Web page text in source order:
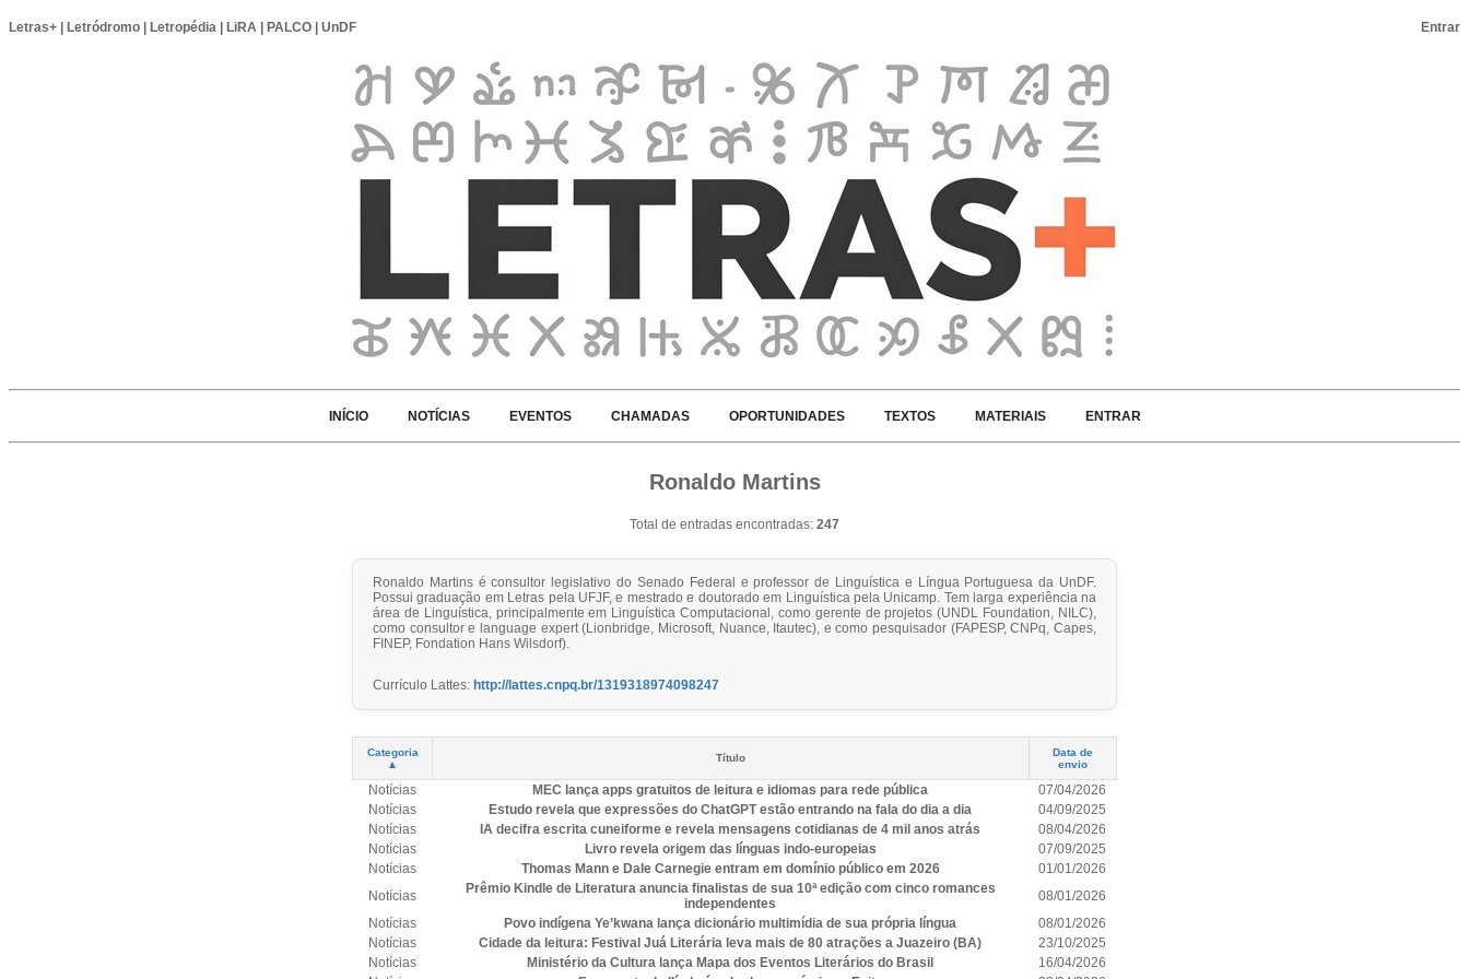
Letras+ Letródromo Letropédia LiRA PALCO UnDF Entrar
INÍCIO NOTÍCIAS EVENTOS CHAMADAS OPORTUNIDADES TEXTOS MATERIAIS ENTRAR
Ronaldo Martins
Total de entradas encontradas: 247
Ronaldo Martins é consultor legislativo do Senado Federal e professor de Linguística e Língua Portuguesa da UnDF.
Possui graduação em Letras pela UFJF, e mestrado e doutorado em Linguística pela Unicamp. Tem larga experiência na
área de Linguística, principalmente em Linguística Computacional, como gerente de projetos (UNDL Foundation, NILC),
como consultor e language expert (Lionbridge, Microsoft, Nuance, Itautec), e como pesquisador (FAPESP, CNPq, Capes,
FINEP, Fondation Hans Wilsdorf).
Currículo Lattes: http://lattes.cnpq.br/1319318974098247
Categoria
▲
Título
Data de
envio
Notícias MEC lança apps gratuitos de leitura e idiomas para rede pública
07/04/2026
Notícias
Estudo revela que expressões do ChatGPT estão entrando na fala do dia a dia
04/09/2025
Notícias
IA decifra escrita cuneiforme e revela mensagens cotidianas de 4 mil anos atrás
08/04/2026
Notícias
Livro revela origem das línguas indo-europeias
07/09/2025
Notícias
Thomas Mann e Dale Carnegie entram em domínio público em 2026
01/01/2026
Notícias
Prêmio Kindle de Literatura anuncia finalistas de sua 10ª edição com cinco romances
independentes
08/01/2026
Notícias
Povo indígena Ye’kwana lança dicionário multimídia de sua própria língua
08/01/2026
Notícias
Cidade da leitura: Festival Juá Literária leva mais de 80 atrações a Juazeiro (BA)
23/10/2025
Notícias
Ministério da Cultura lança Mapa dos Eventos Literários do Brasil
16/04/2026